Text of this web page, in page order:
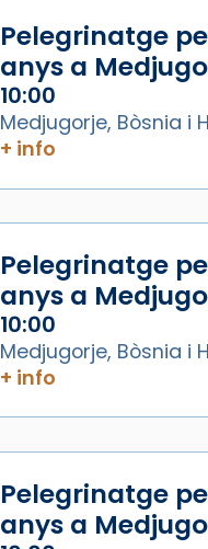
Pelegrinatge
anys a
10:00
Medjugorje, Bòsnia i
+ info
Pelegrinatge
anys a
10:00
Medjugorje, Bòsnia i
+ info
Pelegrinatge
anys a